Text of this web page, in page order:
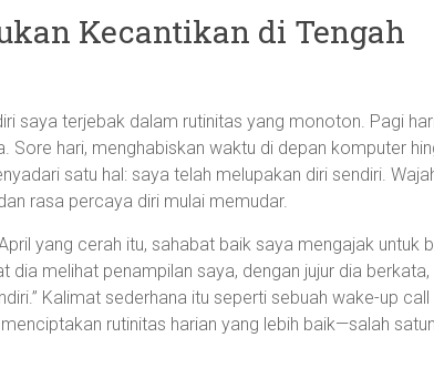
Kecantikan di Tengah
saya terjebak dalam rutinitas yang monoton. Pagi
Sore hari, menghabiskan waktu di depan komputer
satu hal: saya telah melupakan diri sendiri.
rasa percaya diri mulai memudar.
yang cerah itu, sahabat baik saya mengajak untuk
melihat penampilan saya, dengan jujur dia berkata,
Kalimat sederhana itu seperti sebuah wake-up
rutinitas harian yang lebih baik—salah